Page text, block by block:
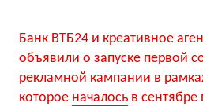
Банк ВТБ24 и креативное
объявили о запуске первой
рекламной кампании в
которое началось в